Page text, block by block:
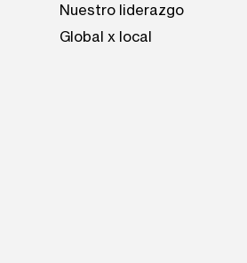
Nuestro liderazgo
Global x local